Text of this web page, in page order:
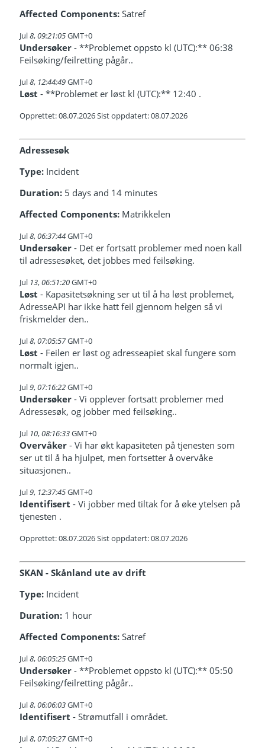
Affected Components: Satref
Jul8,09:21:05GMT+0
Undersøker - **Problemet oppsto kl (UTC):** 06:38
Feilsøking/feilretting pågår..
Jul8, 12:44:49GMT+0
Løst - **Problemet er løst kl (UTC):** 12:40 .
Opprettet: 08.07.2026 Sist oppdatert: 08.07.2026
Adressesøk
Type: Incident
Duration: 5 days and 14 minutes
Affected Components: Matrikkelen
Jul8,06:37:44GMT+0
Undersøker - Det er fortsatt problemer med noen kall
til adressesøket, det jobbes med feilsøking.
Jul 13,06:51:20GMT+0
Løst - Kapasitetsøkning ser ut til å ha løst problemet,
AdresseAPI har ikke hatt feil gjennom helgen så vi
friskmelder den..
Jul8,07:05:57GMT+0
Løst - Feilen er løst og adresseapiet skal fungere som
normalt igjen..
Jul9,07:16:22GMT+0
Undersøker - Vi opplever fortsatt problemer med
Adressesøk, og jobber med feilsøking..
Jul 10,08:16:33GMT+0
Overvåker - Vi har økt kapasiteten på tjenesten som
ser ut til å ha hjulpet, men fortsetter å overvåke
situasjonen..
Jul9, 12:37:45GMT+0
Identifisert - Vi jobber med tiltak for å øke ytelsen på
tjenesten .
Opprettet: 08.07.2026 Sist oppdatert: 08.07.2026
SKAN - Skånland ute av drift
Type: Incident
Duration: 1 hour
Affected Components: Satref
Jul8,06:05:25GMT+0
Undersøker - **Problemet oppsto kl (UTC):** 05:50
Feilsøking/feilretting pågår..
Jul8,06:06:03GMT+0
Identifisert - Strømutfall i området.
Jul8,07:05:27GMT+0